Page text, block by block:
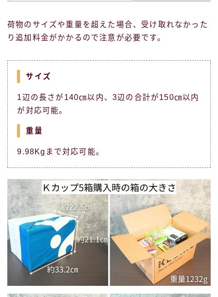
荷物のサイズや重量を超えた場合、受け取れなかった
り追加料金がかかるので注意が必要です。
サイズ
1辺の長さが140㎝以内、3辺の合計が150㎝以内
が対応可能。
重量
9.98Kgまで対応可能。